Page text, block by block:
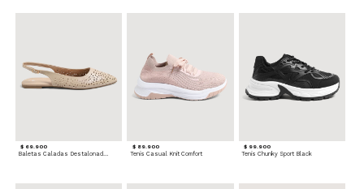
$ 69.900
Baletas Caladas Destalonadas
$ 89.900
Tenis Casual Knit Comfort
$ 99.900
Tenis Chunky Sport Black